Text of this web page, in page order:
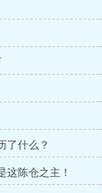
了什么？
这陈仓之主！